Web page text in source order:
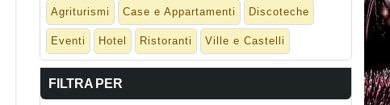
Agriturismi Case e Appartamenti Discoteche
Eventi Hotel Ristoranti Ville e Castelli
FILTRA PER